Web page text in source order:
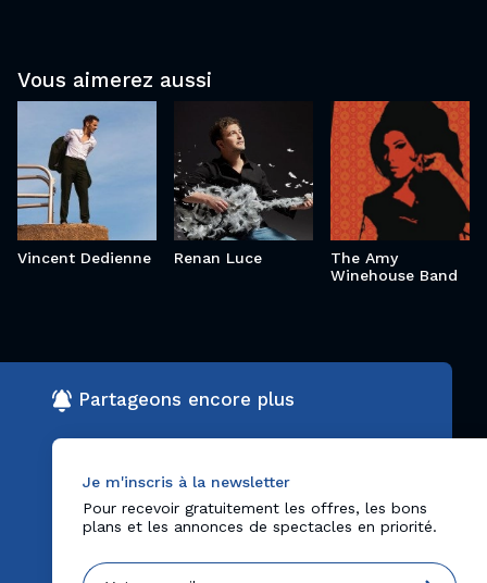
Vous aimerez aussi
Vincent
Dedienne
Vincent Dedienne Renan Luce
Winehouse
Band
The Amy
Winehouse Band
Partageons encore plus
Je m'inscris à la newsletter
Pour recevoir gratuitement les offres, les bons
plans et les annonces de spectacles en priorité.